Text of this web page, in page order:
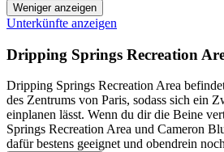
Weniger anzeigen
Unterkünfte anzeigen
Dripping Springs Recreation
Dripping Springs Recreation Area
des Zentrums von Paris, sodass sich ein
einplanen lässt. Wenn du dir die Beine
Springs Recreation Area und Cameron
dafür bestens geeignet und obendrein